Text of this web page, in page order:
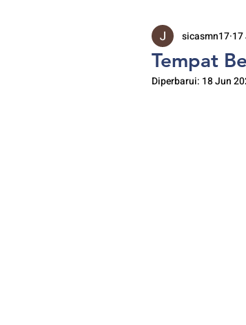
Tempat
sicasmn17
Diperbarui: 18 Jun